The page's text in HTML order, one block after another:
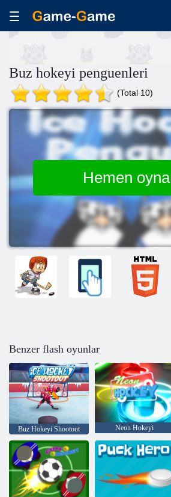
Buz hokeyi penguenleri
(Total 10)
Hemen oyna
Benzer flash oyunlar
Buz Hokeyi Shootout Neon Hokeyi